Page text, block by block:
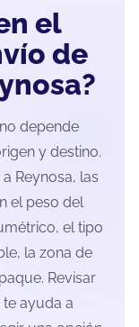
el
de
depende
y destino.
Reynosa, las
el peso del
el tipo
la zona de
Revisar
ayuda a